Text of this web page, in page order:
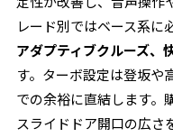
レード別ではベース系に
アダプティブクルーズ、
す。ターボ設定は登坂や
での余裕に直結します。
スライドドア開口の広さ